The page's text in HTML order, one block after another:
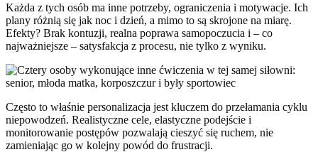
Każda z tych osób ma inne potrzeby, ograniczenia i motywacje. Ich
plany różnią się jak noc i dzień, a mimo to są skrojone na miarę.
Efekty? Brak kontuzji, realna poprawa samopoczucia i – co
najważniejsze – satysfakcja z procesu, nie tylko z wyniku.
Często to właśnie personalizacja jest kluczem do przełamania cyklu
niepowodzeń. Realistyczne cele, elastyczne podejście i
monitorowanie postępów pozwalają cieszyć się ruchem, nie
zamieniając go w kolejny powód do frustracji.